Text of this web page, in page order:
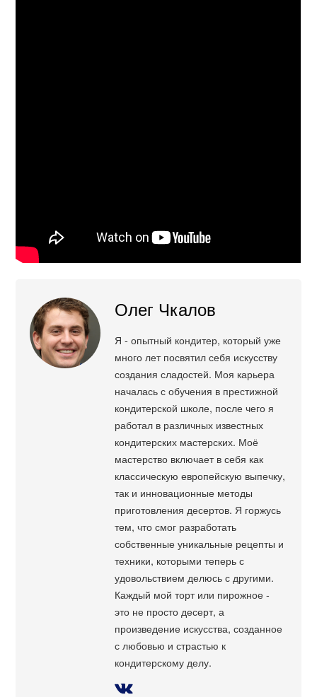
Олег Чкалов
Я - опытный кондитер, который уже
много лет посвятил себя искусству
создания сладостей. Моя карьера
началась с обучения в престижной
кондитерской школе, после чего я
работал в различных известных
кондитерских мастерских. Моё
мастерство включает в себя как
классическую европейскую выпечку,
так и инновационные методы
приготовления десертов. Я горжусь
тем, что смог разработать
собственные уникальные рецепты и
техники, которыми теперь с
удовольствием делюсь с другими.
Каждый мой торт или пирожное -
это не просто десерт, а
произведение искусства, созданное
с любовью и страстью к
кондитерскому делу.